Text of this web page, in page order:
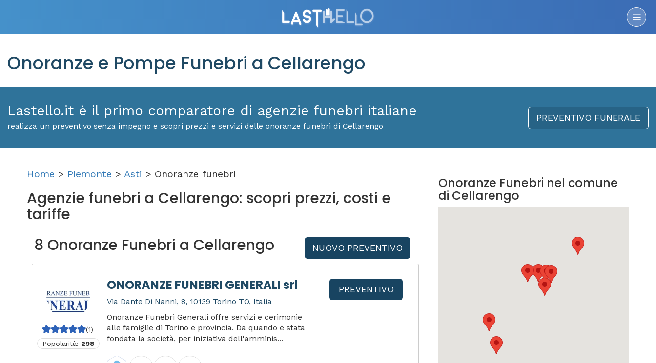
Onoranze e Pompe Funebri a Cellarengo
Lastello.it è il primo comparatore di agenzie funebri italiane
realizza un preventivo senza impegno e scopri prezzi e servizi delle onoranze funebri di Cellarengo
PREVENTIVO FUNERALE
Home > Piemonte > Asti > Onoranze funebri
Agenzie funebri a Cellarengo: scopri prezzi, costi e
tariffe
8 Onoranze Funebri a Cellarengo
NUOVO PREVENTIVO
(1)
Popolarità: 298
ONORANZE FUNEBRI GENERALI srl
Via Dante Di Nanni, 8, 10139 Torino TO, Italia
Onoranze Funebri Generali offre servizi e cerimonie
alle famiglie di Torino e provincia. Da quando è stata
fondata la società, per iniziativa dell'amminis...
PREVENTIVO
Onoranze Funebri nel comune
di Cellarengo